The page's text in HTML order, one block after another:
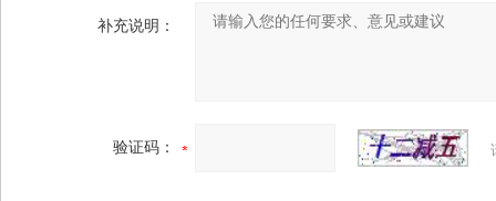
补充说明：
验证码：